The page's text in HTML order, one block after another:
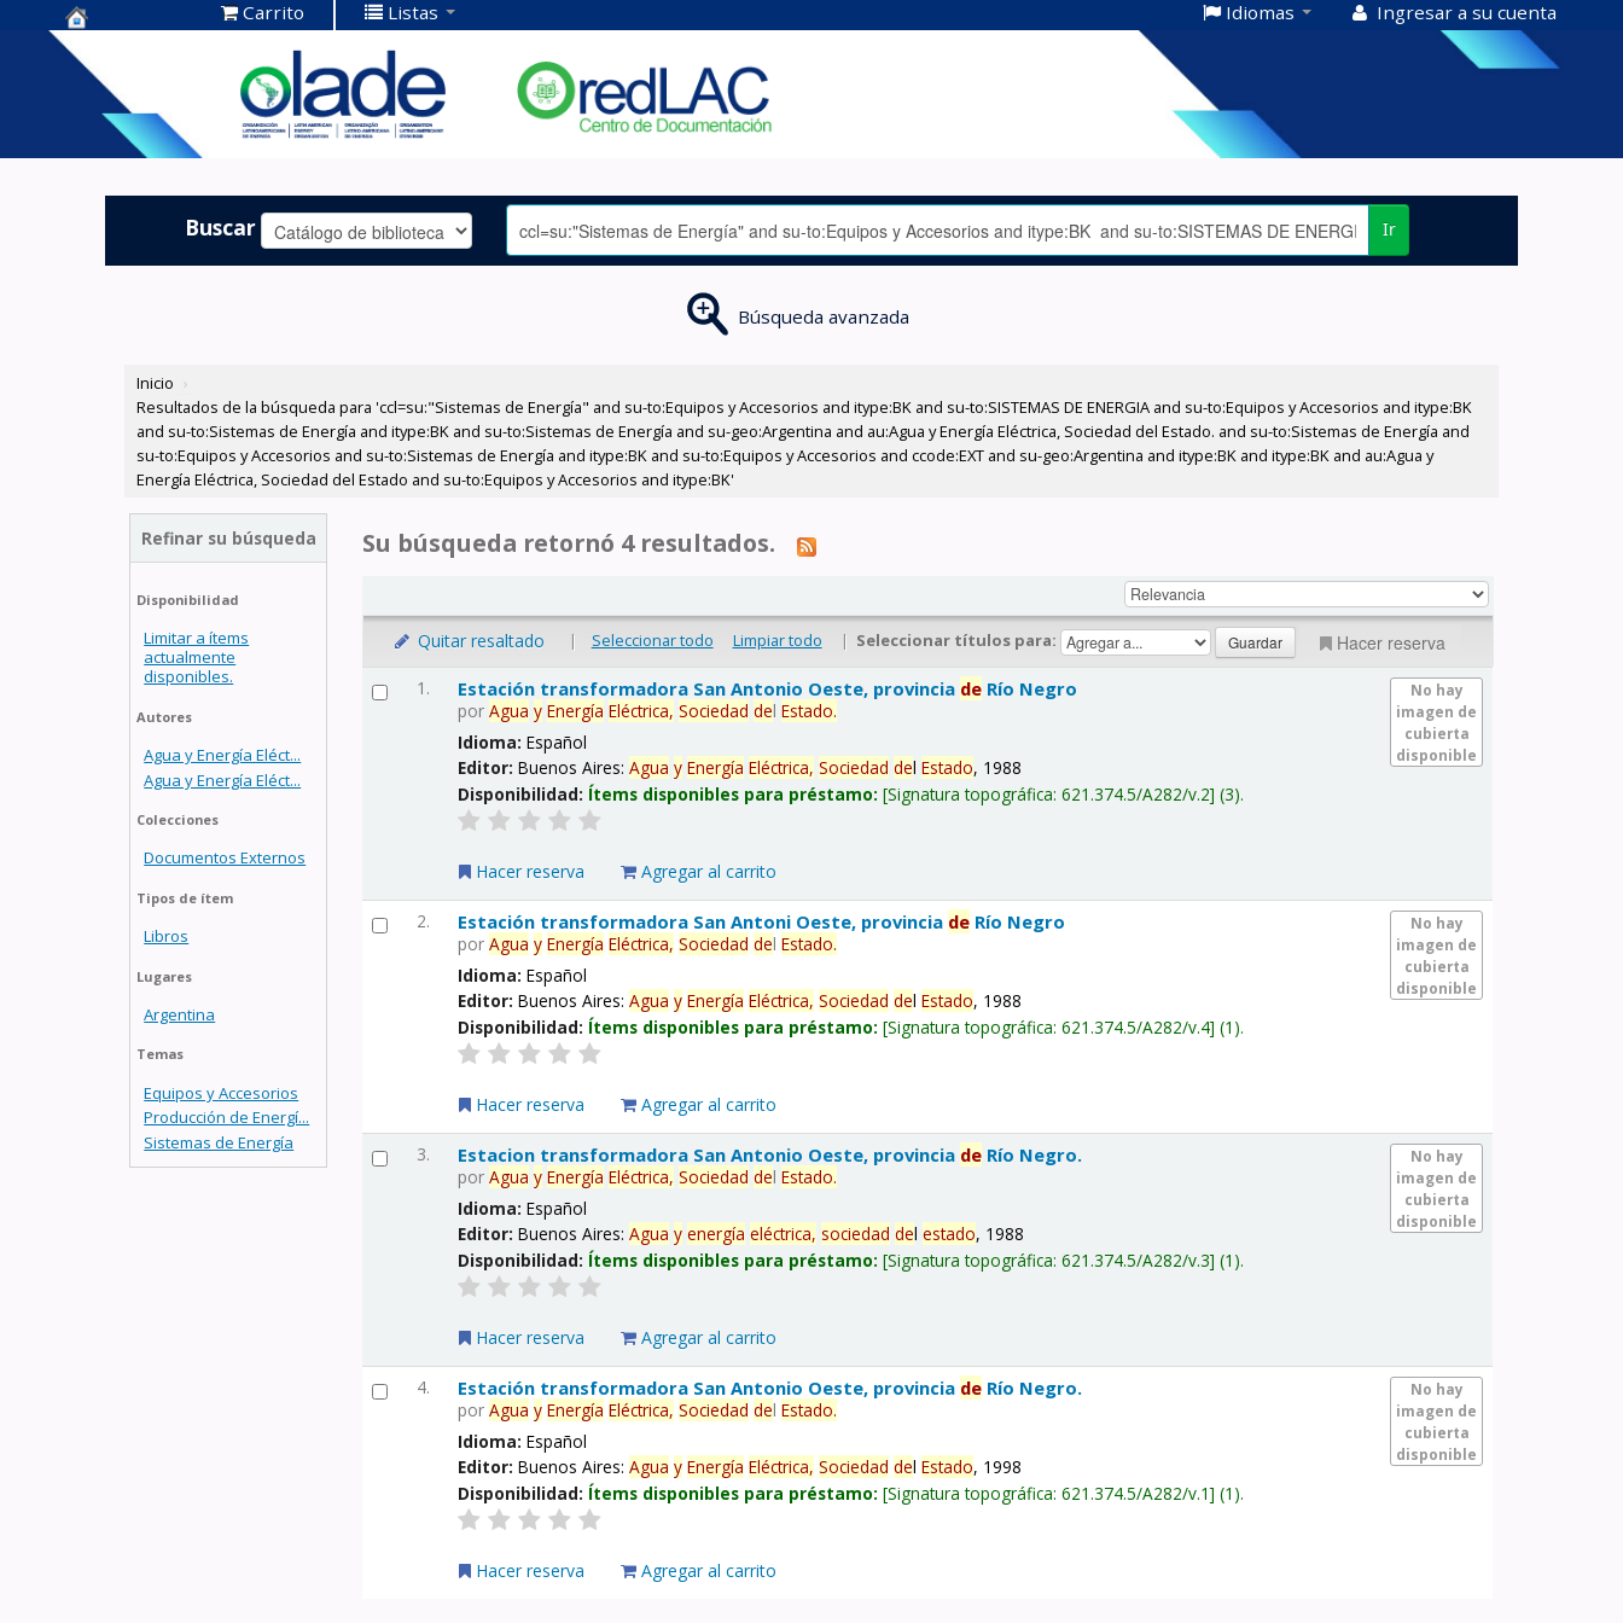
Centro de
Documentación
OLADE -
Carrito Listas Idiomas Ingresar a su cuenta
Buscar Ir
Búsqueda avanzada
Inicio ›
Resultados de la búsqueda para 'ccl=su:"Sistemas de Energía" and su-to:Equipos y Accesorios and itype:BK and su-to:SISTEMAS DE ENERGIA and su-to:Equipos y Accesorios and itype:BK
and su-to:Sistemas de Energía and itype:BK and su-to:Sistemas de Energía and su-geo:Argentina and au:Agua y Energía Eléctrica, Sociedad del Estado. and su-to:Sistemas de Energía and
su-to:Equipos y Accesorios and su-to:Sistemas de Energía and itype:BK and su-to:Equipos y Accesorios and ccode:EXT and su-geo:Argentina and itype:BK and itype:BK and au:Agua y
Energía Eléctrica, Sociedad del Estado and su-to:Equipos y Accesorios and itype:BK'
Refinar su búsqueda
Disponibilidad
Limitar a ítems
actualmente
disponibles.
Autores
Agua y Energía Eléct...
Agua y Energía Eléct...
Colecciones
Documentos Externos
Tipos de ítem
Libros
Lugares
Argentina
Temas
Equipos y Accesorios
Producción de Energí...
Sistemas de Energía
Su búsqueda retornó 4 resultados.
Quitar resaltado | Seleccionar todo Limpiar todo | Seleccionar títulos para: Hacer reserva
1.
No hay
imagen de
cubierta
disponible
Estación transformadora San Antonio Oeste, provincia de Río Negro
porAgua y Energía Eléctrica, Sociedad delEstado.
Idioma:Español
Editor:Buenos Aires:Agua y Energía Eléctrica, Sociedad delEstado, 1988
Disponibilidad: Ítems disponibles para préstamo: Signatura topográfica:621.374.5/A282/v.2 (3).
Hacer reserva Agregar al carrito
2.
No hay
imagen de
cubierta
disponible
Estación transformadora San Antoni Oeste, provincia de Río Negro
porAgua y Energía Eléctrica, Sociedad delEstado.
Idioma:Español
Editor:Buenos Aires:Agua y Energía Eléctrica, Sociedad delEstado, 1988
Disponibilidad: Ítems disponibles para préstamo: Signatura topográfica:621.374.5/A282/v.4 (1).
Hacer reserva Agregar al carrito
3.
No hay
imagen de
cubierta
disponible
Estacion transformadora San Antonio Oeste, provincia de Río Negro.
porAgua y Energía Eléctrica, Sociedad delEstado.
Idioma:Español
Editor:Buenos Aires:Agua y energía eléctrica, sociedad delestado, 1988
Disponibilidad: Ítems disponibles para préstamo: Signatura topográfica:621.374.5/A282/v.3 (1).
Hacer reserva Agregar al carrito
4.
No hay
imagen de
cubierta
disponible
Estación transformadora San Antonio Oeste, provincia de Río Negro.
porAgua y Energía Eléctrica, Sociedad delEstado.
Idioma:Español
Editor:Buenos Aires:Agua y Energía Eléctrica, Sociedad delEstado, 1998
Disponibilidad: Ítems disponibles para préstamo: Signatura topográfica:621.374.5/A282/v.1 (1).
Hacer reserva Agregar al carrito